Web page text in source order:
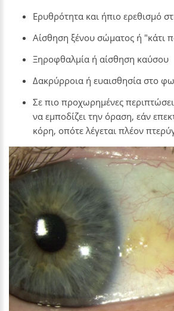
Ερυθρότητα και ήπιο ερεθισμό
Αίσθηση ξένου σώματος ή "κάτι
Ξηροφθαλμία ή αίσθηση καύσου
Δακρύρροια ή ευαισθησία στο
Σε πιο προχωρημένες
να εμποδίζει την όραση, εάν
κόρη, οπότε λέγεται πλέον